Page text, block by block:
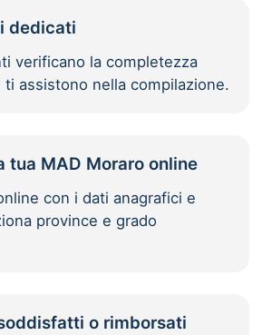
dedicati
verificano la completezza
ti assistono nella compilazione.
tua MAD Moraro online
con i dati anagrafici e
province e grado
o rimborsati